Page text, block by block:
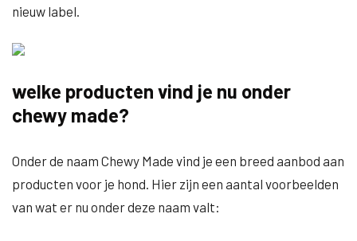
nieuw label.
welke producten vind je nu onder
chewy made?
Onder de naam Chewy Made vind je een breed aanbod aan
producten voor je hond. Hier zijn een aantal voorbeelden
van wat er nu onder deze naam valt: